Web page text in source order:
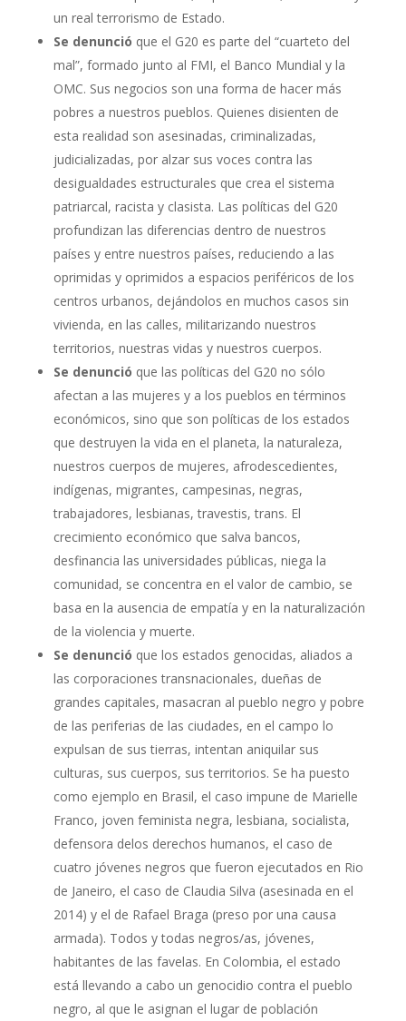
un real terrorismo de Estado.
Se denunció que el G20 es parte del “cuarteto del
mal”, formado junto al FMI, el Banco Mundial y la
OMC. Sus negocios son una forma de hacer más
pobres a nuestros pueblos. Quienes disienten de
esta realidad son asesinadas, criminalizadas,
judicializadas, por alzar sus voces contra las
desigualdades estructurales que crea el sistema
patriarcal, racista y clasista. Las políticas del G20
profundizan las diferencias dentro de nuestros
países y entre nuestros países, reduciendo a las
oprimidas y oprimidos a espacios periféricos de los
centros urbanos, dejándolos en muchos casos sin
vivienda, en las calles, militarizando nuestros
territorios, nuestras vidas y nuestros cuerpos.
Se denunció que las políticas del G20 no sólo
afectan a las mujeres y a los pueblos en términos
económicos, sino que son políticas de los estados
que destruyen la vida en el planeta, la naturaleza,
nuestros cuerpos de mujeres, afrodescedientes,
indígenas, migrantes, campesinas, negras,
trabajadores, lesbianas, travestis, trans. El
crecimiento económico que salva bancos,
desfinancia las universidades públicas, niega la
comunidad, se concentra en el valor de cambio, se
basa en la ausencia de empatía y en la naturalización
de la violencia y muerte.
Se denunció que los estados genocidas, aliados a
las corporaciones transnacionales, dueñas de
grandes capitales, masacran al pueblo negro y pobre
de las periferias de las ciudades, en el campo lo
expulsan de sus tierras, intentan aniquilar sus
culturas, sus cuerpos, sus territorios. Se ha puesto
como ejemplo en Brasil, el caso impune de Marielle
Franco, joven feminista negra, lesbiana, socialista,
defensora delos derechos humanos, el caso de
cuatro jóvenes negros que fueron ejecutados en Rio
de Janeiro, el caso de Claudia Silva (asesinada en el
2014) y el de Rafael Braga (preso por una causa
armada). Todos y todas negros/as, jóvenes,
habitantes de las favelas. En Colombia, el estado
está llevando a cabo un genocidio contra el pueblo
negro, al que le asignan el lugar de población